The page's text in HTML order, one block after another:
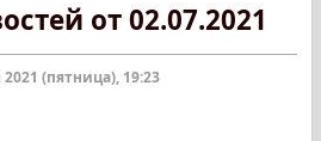
от 02.07.2021
(пятница), 19:23